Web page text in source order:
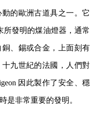
動的歐洲古道具之一。它
所發明的煤油燈器，通常
、錫或合金，上面刻有
九世紀的法國，人們對
因此製作了安全、穩
是非常重要的發明。